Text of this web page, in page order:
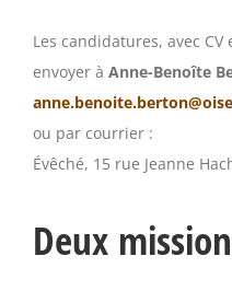
Les candidatures, avec
envoyer à Anne-Benoîte
ou par courrier :
Évêché, 15 rue Jeanne
Deux